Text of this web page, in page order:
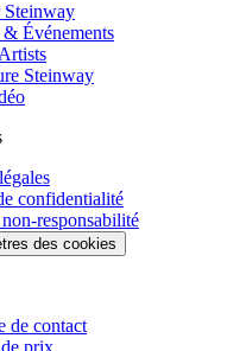
Événements
Steinway
confidentialité
responsabilité
des cookies
de contact